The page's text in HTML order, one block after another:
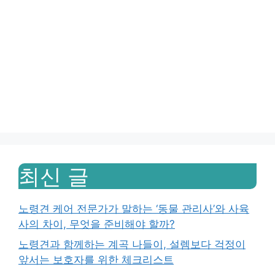
최신 글
노령견 케어 전문가가 말하는 ‘동물 관리사’와 사육
사의 차이, 무엇을 준비해야 할까?
노령견과 함께하는 계곡 나들이, 설렘보다 걱정이
앞서는 보호자를 위한 체크리스트